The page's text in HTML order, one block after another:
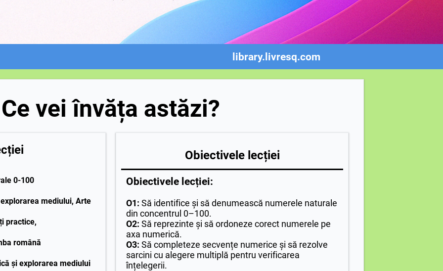
library.livresq.com
Ce vei învăța astăzi?
0-100
mediului, Arte
practice,
română
și explorarea mediului
Obiectivele lecției
Obiectivele lecției:
O1: Să identifice și să denumească numerele naturale
din concentrul 0–100.
O2: Să reprezinte și să ordoneze corect numerele pe
axa numerică.
O3: Să completeze secvențe numerice și să rezolve
sarcini cu alegere multiplă pentru verificarea
înțelegerii.